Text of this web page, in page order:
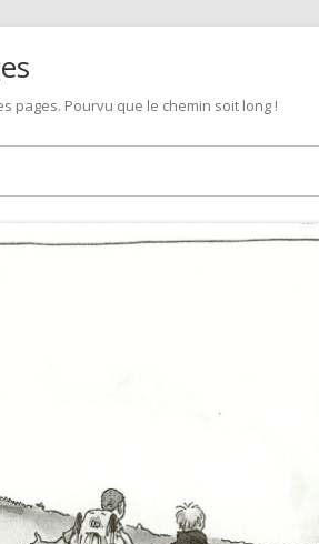
pages. Pourvu que le chemin soit long !